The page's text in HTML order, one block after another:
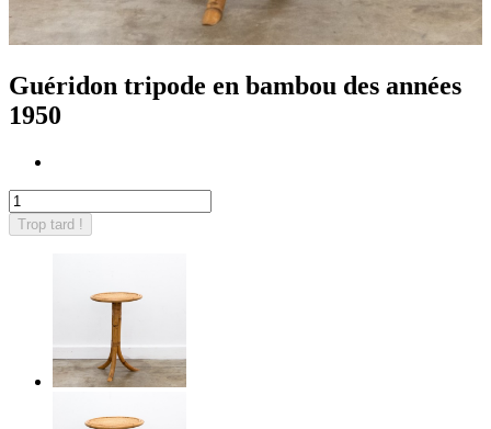
Guéridon tripode en bambou des années
1950
Trop tard !